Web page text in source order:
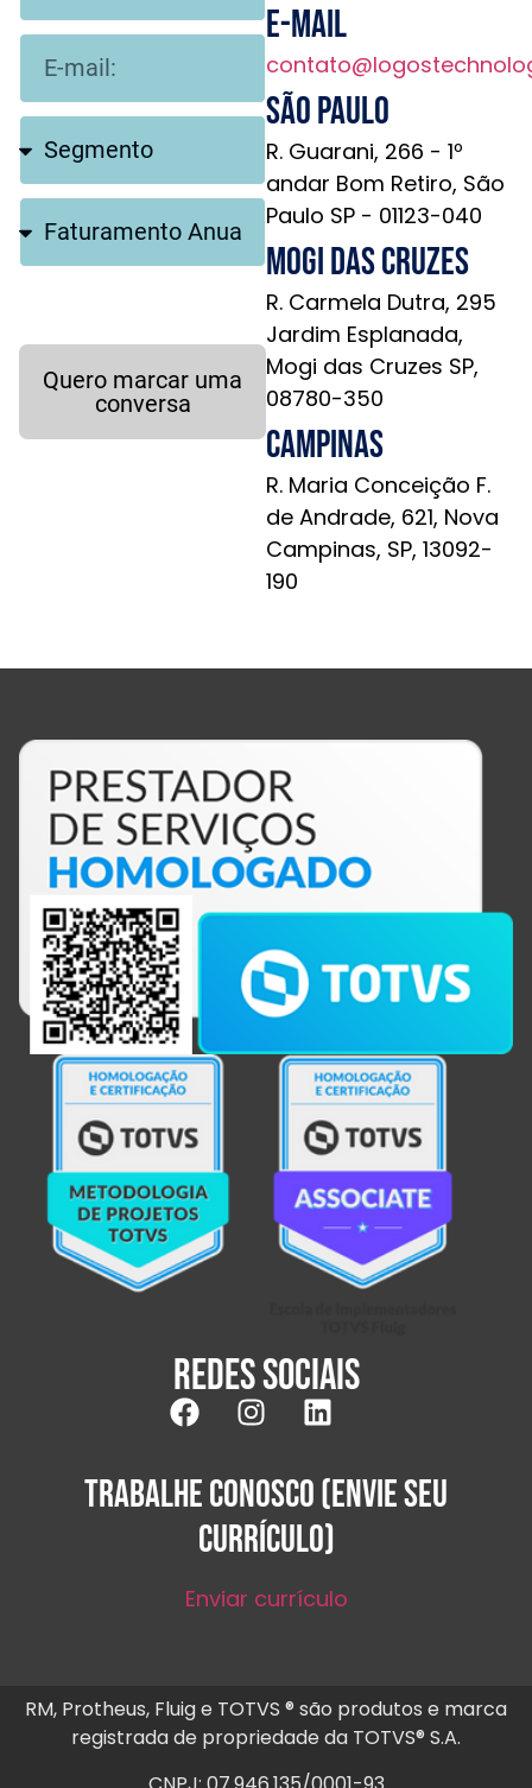
Quero marcar uma
conversa
E-mail
São Paulo
R. Guarani, 266 - 1º
andar Bom Retiro, São
Paulo SP - 01123-040
Mogi das Cruzes
R. Carmela Dutra, 295
Jardim Esplanada,
Mogi das Cruzes SP,
08780-350
Campinas
R. Maria Conceição F.
de Andrade, 621, Nova
Campinas, SP, 13092-
190
Redes sociais
TRABALHE CONOSCO (ENVIE SEU
CURRÍCULO)
Enviar currículo
RM, Protheus, Fluig e TOTVS ® são produtos e marca
registrada de propriedade da TOTVS® S.A.